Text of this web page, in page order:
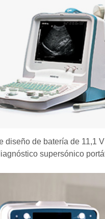
diseño de batería de 11,1
supersónico